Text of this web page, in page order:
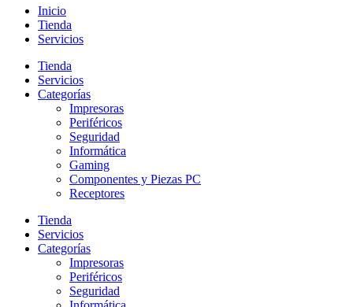
Inicio
Tienda
Servicios
Tienda
Servicios
Categorías
Impresoras
Periféricos
Seguridad
Informática
Gaming
Componentes y Piezas PC
Receptores
Tienda
Servicios
Categorías
Impresoras
Periféricos
Seguridad